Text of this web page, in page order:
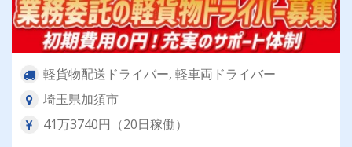
軽貨物配送ドライバー, 軽車両ドライバー
埼玉県加須市
41万3740円（20日稼働）